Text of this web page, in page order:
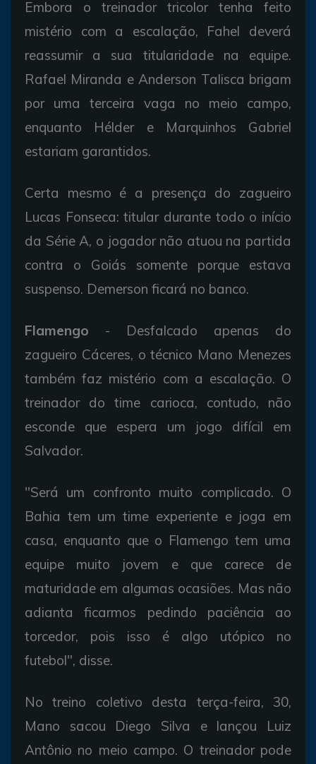
Embora o treinador tricolor tenha feito
mistério com a escalação, Fahel deverá
reassumir a sua titularidade na equipe.
Rafael Miranda e Anderson Talisca brigam
por uma terceira vaga no meio campo,
enquanto Hélder e Marquinhos Gabriel
estariam garantidos.
Certa mesmo é a presença do zagueiro
Lucas Fonseca: titular durante todo o início
da Série A, o jogador não atuou na partida
contra o Goiás somente porque estava
suspenso. Demerson ficará no banco.
Flamengo - Desfalcado apenas do
zagueiro Cáceres, o técnico Mano Menezes
também faz mistério com a escalação. O
treinador do time carioca, contudo, não
esconde que espera um jogo difícil em
Salvador.
"Será um confronto muito complicado. O
Bahia tem um time experiente e joga em
casa, enquanto que o Flamengo tem uma
equipe muito jovem e que carece de
maturidade em algumas ocasiões. Mas não
adianta ficarmos pedindo paciência ao
torcedor, pois isso é algo utópico no
futebol", disse.
No treino coletivo desta terça-feira, 30,
Mano sacou Diego Silva e lançou Luiz
Antônio no meio campo. O treinador pode